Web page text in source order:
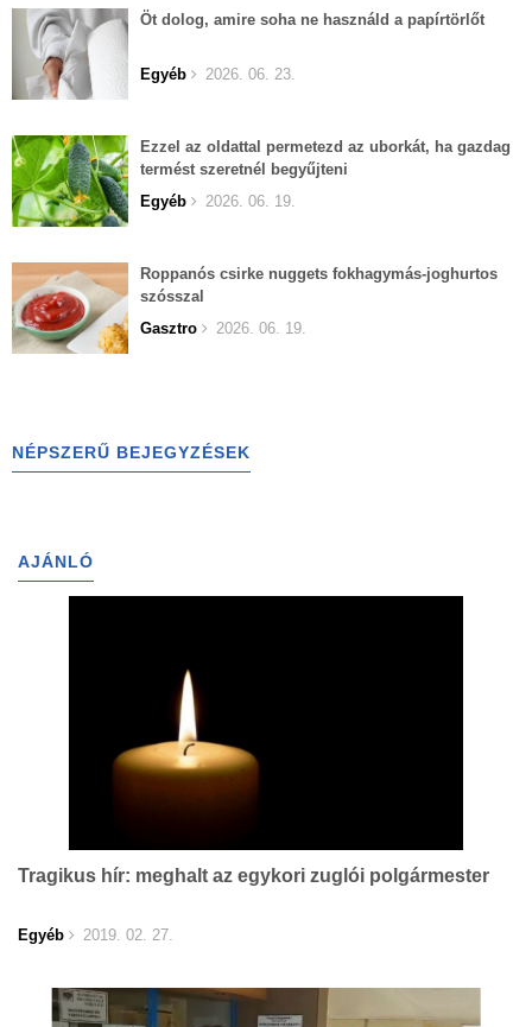
Öt dolog, amire soha ne használd a papírtörlőt
Egyéb 2026. 06. 23.
Ezzel az oldattal permetezd az uborkát, ha gazdag
termést szeretnél begyűjteni
Egyéb
2026. 06. 19.
Roppanós csirke nuggets fokhagymás-joghurtos
szósszal
Gasztro
2026. 06. 19.
NÉPSZERŰ BEJEGYZÉSEK
AJÁNLÓ
Tragikus hír: meghalt az egykori zuglói polgármester
Egyéb 2019. 02. 27.